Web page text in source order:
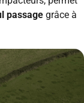
passage grâce à